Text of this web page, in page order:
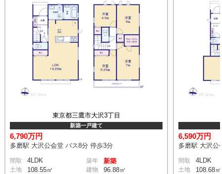
東京都三鷹市大沢3丁目
新築一戸建て
6,790万円
多磨駅 大沢公会堂 バス8分 停歩3分
間取 4LDK 築年 新築
土地 108.55㎡ 建物 96.88㎡
6,590万円
多磨駅 大沢公
間取 4LDK
土地 108.68㎡